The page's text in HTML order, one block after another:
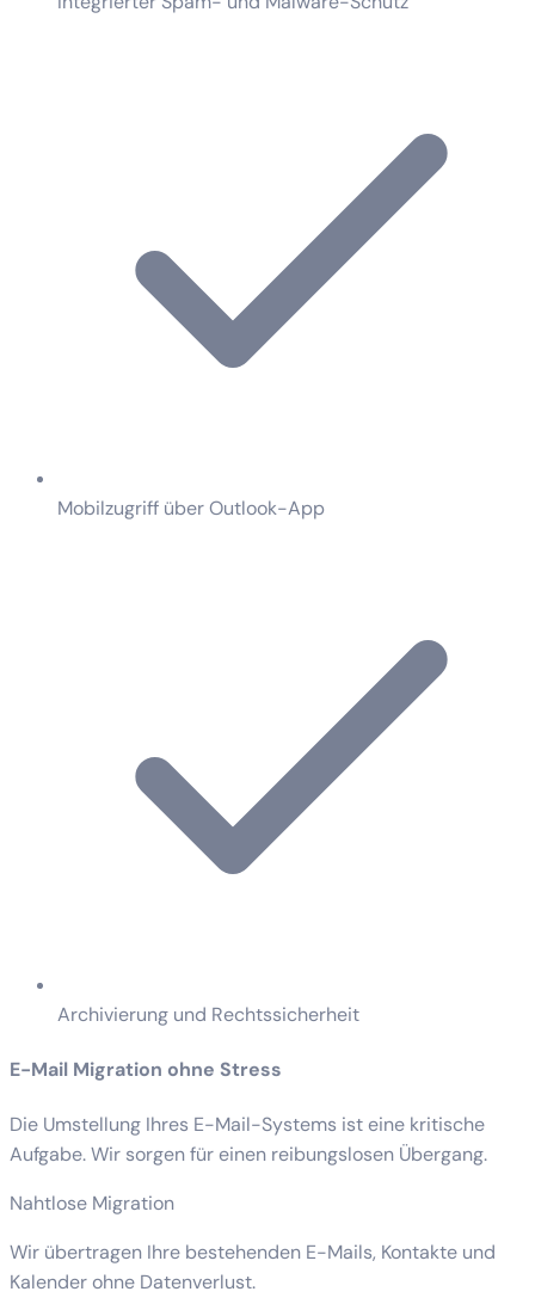
Mobilzugriff über Outlook-App
Archivierung und Rechtssicherheit
E-Mail Migration ohne Stress
Die Umstellung Ihres E-Mail-Systems ist eine kritische
Aufgabe. Wir sorgen für einen reibungslosen Übergang.
Nahtlose Migration
Wir übertragen Ihre bestehenden E-Mails, Kontakte und
Kalender ohne Datenverlust.